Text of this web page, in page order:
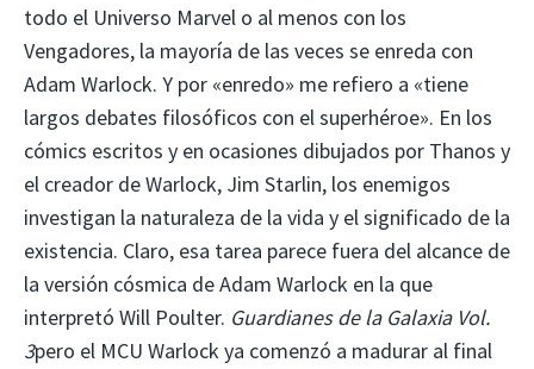
todo el Universo Marvel o al menos con los
Vengadores, la mayoría de las veces se enreda con
Adam Warlock. Y por «enredo» me refiero a «tiene
largos debates filosóficos con el superhéroe». En los
cómics escritos y en ocasiones dibujados por Thanos y
el creador de Warlock, Jim Starlin, los enemigos
investigan la naturaleza de la vida y el significado de la
existencia. Claro, esa tarea parece fuera del alcance de
la versión cósmica de Adam Warlock en la que
interpretó Will Poulter. Guardianes de la Galaxia Vol.
3pero el MCU Warlock ya comenzó a madurar al final